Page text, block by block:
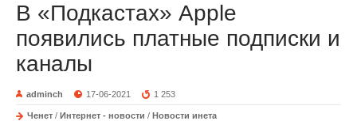
В «Подкастах» Apple
появились платные подписки и
каналы
adminch 17-06-2021 1 253
Ченет / Интернет - новости / Новости инета